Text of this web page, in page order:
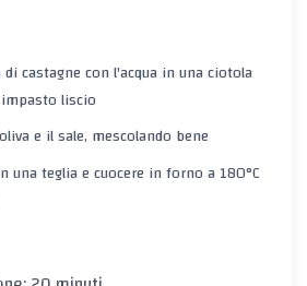
castagne con l'acqua in una ciotola
liscio
e il sale, mescolando bene
una teglia e cuocere in forno a 180°C